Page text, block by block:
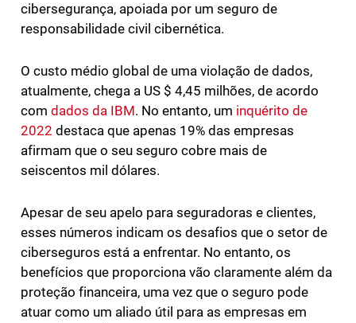
cibersegurança, apoiada por um seguro de
responsabilidade civil cibernética.
O custo médio global de uma violação de dados,
atualmente, chega a US $ 4,45 milhões, de acordo
com dados da IBM. No entanto, um inquérito de
2022 destaca que apenas 19% das empresas
afirmam que o seu seguro cobre mais de
seiscentos mil dólares.
Apesar de seu apelo para seguradoras e clientes,
esses números indicam os desafios que o setor de
ciberseguros está a enfrentar. No entanto, os
benefícios que proporciona vão claramente além da
proteção financeira, uma vez que o seguro pode
atuar como um aliado útil para as empresas em